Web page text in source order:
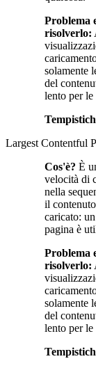
Problema
risolverlo:
solamente
del
lento per
Largest Contentful
Cos'è? È
velocità di
nella
il
caricato:
pagina è
Problema
risolverlo:
solamente
del
lento per